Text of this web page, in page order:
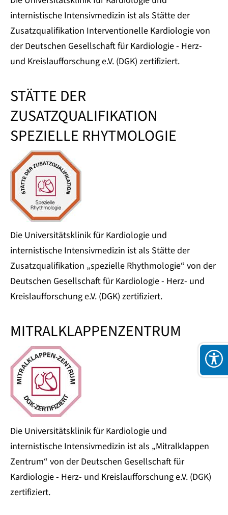
internistische Intensivmedizin ist als Stätte der
Zusatzqualifikation Interventionelle Kardiologie von
der Deutschen Gesellschaft für Kardiologie - Herz-
und Kreislaufforschung e.V. (DGK) zertifiziert.
STÄTTE DER
ZUSATZQUALIFIKATION
SPEZIELLE RHYTMOLOGIE
Die Universitätsklinik für Kardiologie und
internistische Intensivmedizin ist als Stätte der
Zusatzqualifikation „spezielle Rhythmologie“ von der
Deutschen Gesellschaft für Kardiologie - Herz- und
Kreislaufforschung e.V. (DGK) zertifiziert.
MITRALKLAPPENZENTRUM
Die Universitätsklinik für Kardiologie und
internistische Intensivmedizin ist als „Mitralklappen
Zentrum“ von der Deutschen Gesellschaft für
Kardiologie - Herz- und Kreislaufforschung e.V. (DGK)
zertifiziert.